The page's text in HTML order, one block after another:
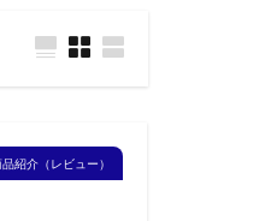
紹介（レビュー）